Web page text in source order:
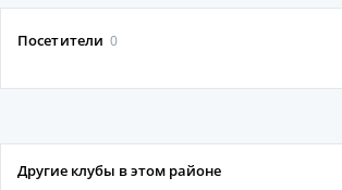
Посетители 0
Другие клубы в этом районе